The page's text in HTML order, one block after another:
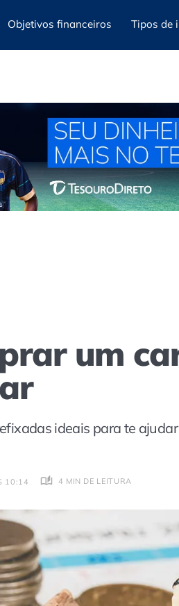
Objetivos financeiros Tipos de
um
ideais para te
10:14 4 MIN DE LEITURA